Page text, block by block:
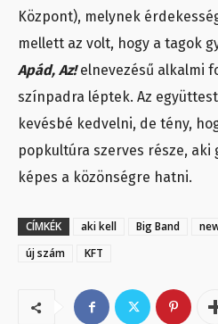
Központ), melynek
mellett az volt, hogy a tagok
Apád, Az!elnevezésű alkalmi
színpadra léptek. Az
kevésbé kedvelni, de tény,
popkultúra szerves része,
képes a közönségre hatni.
CÍMKÉK aki kell Big Band
új szám
KFT